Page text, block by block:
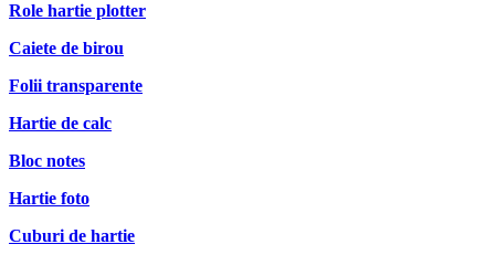
Role hartie plotter
Caiete de birou
Folii transparente
Hartie de calc
Bloc notes
Hartie foto
Cuburi de hartie